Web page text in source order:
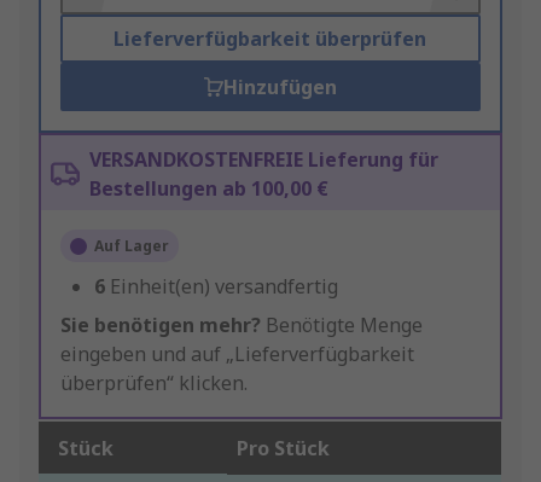
Lieferverfügbarkeit überprüfen
Hinzufügen
VERSANDKOSTENFREIE Lieferung für
Bestellungen ab 100,00 €
Auf Lager
6 Einheit(en) versandfertig
Sie benötigen mehr? Benötigte Menge
eingeben und auf „Lieferverfügbarkeit
überprüfen“ klicken.
Stück Pro Stück